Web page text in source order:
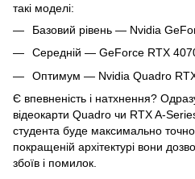
такі моделі:
Базовий рівень — Nvidia
Середній — GeForce RTX
Оптимум — Nvidia Quadro
Є впевненість і натхнення?
відеокарти Quadro чи RTX A-
студента буде максимально
покращеній архітектурі вони
збоїв і помилок.